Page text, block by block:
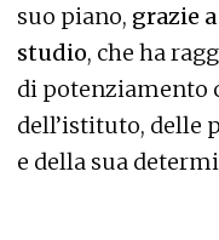
suo piano, grazie
studio, che ha
di potenziamento
dell’istituto, delle
e della sua